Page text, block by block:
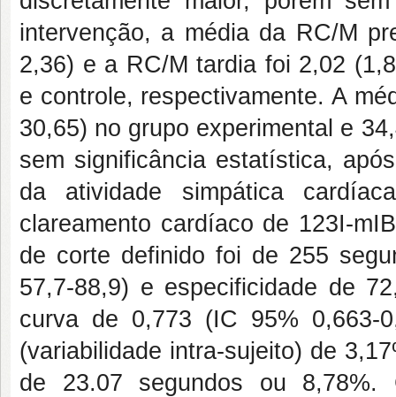
intervenção, a média da RC/M
2,36) e a RC/M tardia foi 2,02
e controle, respectivamente. A
30,65) no grupo experimental e
sem significância estatística,
da atividade simpática
clareamento cardíaco de 123I-
de corte definido foi de 255
57,7-88,9) e especificidade de
curva de 0,773 (IC 95% 0,663-
(variabilidade intra-sujeito) de
de 23.07 segundos ou 8,78%.